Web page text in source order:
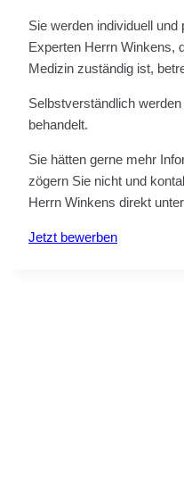
Sie werden individuell
Experten Herrn Winkens,
Medizin zuständig ist,
Selbstverständlich
behandelt.
Sie hätten gerne mehr
zögern Sie nicht und
Herrn Winkens direkt
Jetzt bewerben